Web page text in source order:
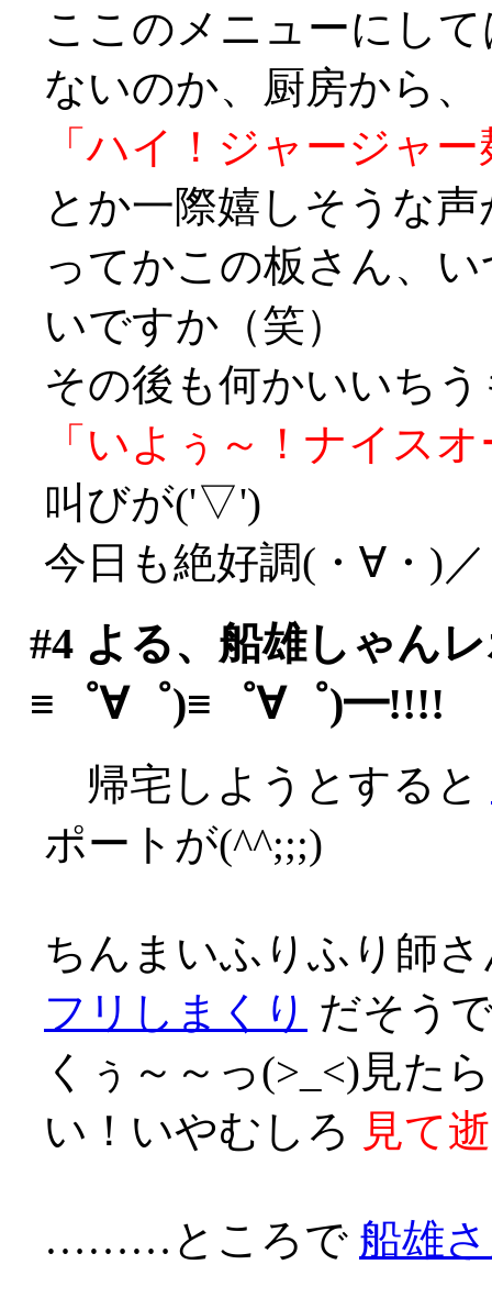
ここのメニューにし
ないのか、厨房から、
「ハイ！ジャージャ
とか一際嬉しそうな
ってかこの板さん、
いですか（笑）
その後も何かいいち
「いよぅ～！ナイス
叫びが('▽')
今日も絶好調(・∀・)／
#4よる、船雄しゃん
≡゜∀゜)≡゜∀゜)━!!!!
帰宅しようとすると
ポートが(^^;;;)
ちんまいふりふり師
フリしまくり だそう
くぅ～～っ(>_<)見た
い！いやむしろ 見て
………ところで 船雄